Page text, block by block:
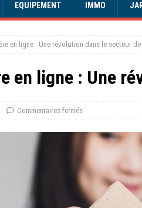
EQUIPEMENT IMMO
en ligne : Une révolution dans le secteur
en ligne : Une
Commentaires fermés